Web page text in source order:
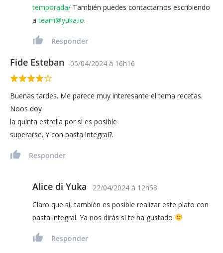
temporada/ También puedes contactarnos escribiendo
ateam@yuka.io.
Responder
Fide Esteban 05/04/2024 à 16h16
Buenas tardes. Me parece muy interesante el tema recetas.
Noos doy
la quinta estrella por si es posible
superarse. Y con pasta integral?.
Responder
Alice di Yuka 22/04/2024 à 12h53
Claro que sí, también es posible realizar este plato con
pasta integral. Ya nos dirás si te ha gustado
Responder